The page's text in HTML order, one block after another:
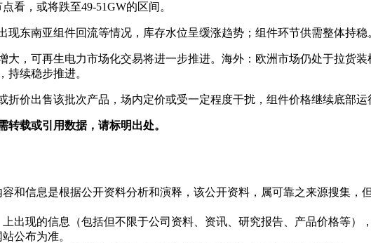
看，或将跌至49-51GW的区间。
现东南亚组件回流等情况，库存水位呈缓涨趋势；组件环节供需整体持稳
大，可再生电力市场化交易将进一步推进。海外：欧洲市场仍处于拉货装
持续稳步推进。
折价出售该批次产品，场内定价或受一定程度干扰，组件价格继续底部运
载或引用数据，请标明出处。
容和信息是根据公开资料分析和演释，该公开资料，属可靠之来源搜集
上出现的信息（包括但不限于公司资料、资讯、研究报告、产品价格等
公布为准。